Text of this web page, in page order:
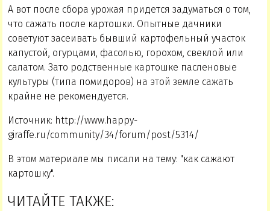
А вот после сбора урожая придется задуматься о том,
что сажать после картошки. Опытные дачники
советуют засеивать бывший картофельный участок
капустой, огурцами, фасолью, горохом, свеклой или
салатом. Зато родственные картошке пасленовые
культуры (типа помидоров) на этой земле сажать
крайне не рекомендуется.
Источник: http://www.happy-
giraffe.ru/community/34/forum/post/5314/
В этом материале мы писали на тему: "как сажают
картошку".
ЧИТАЙТЕ ТАКЖЕ: